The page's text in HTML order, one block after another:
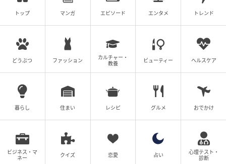
『花が咲けば、月を想い』のビハインドカッ
ト入手!! “彼氏・彼女ショット風”に認定
の記事をもっとみる
トップ マンガ エピソード エンタメ トレンド
どうぶつ ファッション
カルチャー・
教養
ビューティー ヘルスケア
暮らし 住まい レシピ グルメ おでかけ
ビジネス・マ
ネー
クイズ 恋愛 占い
心理テスト・
診断